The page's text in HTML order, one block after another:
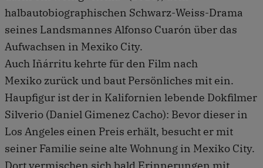
halbautobiographischen Schwarz-Weiss-Drama
seines Landsmannes Alfonso Cuarón über das
Aufwachsen in Mexiko City.
Auch Iñárritu kehrte für den Film nach
Mexiko zurück und baut Persönliches mit ein.
Haupfigur ist der in Kalifornien lebende Dokfilmer
Silverio (Daniel Gimenez Cacho): Bevor dieser in
Los Angeles einen Preis erhält, besucht er mit
seiner Familie seine alte Wohnung in Mexiko City.